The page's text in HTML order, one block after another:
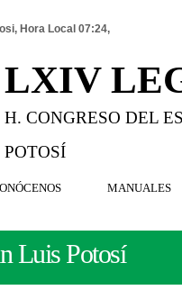
Hora Local 07:24,
LXIV
H. CONGRESO DEL
POTOSÍ
MANUALES
Luis Potosí